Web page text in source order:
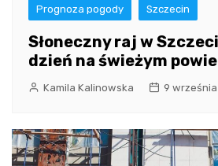
Prognoza pogody Szczecin
Słoneczny raj w
dzień na świeżym
Kamila Kalinowska 9